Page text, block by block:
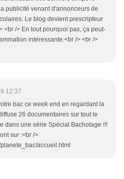
publicité venant d'annonceurs de
Le blog devient prescripteur
<br /> En tout pourquoi pas, ça peut-
intéressante.<br /> <br />
12:37
bac ce week end en regardant la
26 documentaires sur tout le
dans une série Spécial Bachotage !!!
sur :<br />
accueil.html